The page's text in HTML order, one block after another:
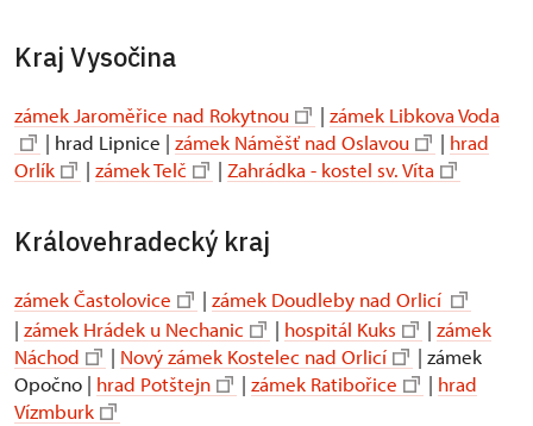
Kraj Vysočina
zámek Jaroměřice nad Rokytnou | zámek Libkova Voda
| hrad Lipnice | zámek Náměšť nad Oslavou | hrad
Orlík
| zámek Telč | Zahrádka - kostel sv. Víta
Královehradecký kraj
zámek Častolovice | zámek Doudleby nad Orlicí
| zámek Hrádek u Nechanic | hospitál Kuks | zámek
Náchod
| Nový zámek Kostelec nad Orlicí
| zámek
Opočno | hrad Potštejn | zámek Ratibořice | hrad
Vízmburk